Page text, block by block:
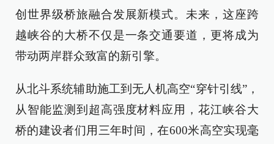
创世界级桥旅融合发展新模式。未来，这座跨
越峡谷的大桥不仅是一条交通要道，更将成为
带动两岸群众致富的新引擎。
从北斗系统辅助施工到无人机高空“穿针引线”，
从智能监测到超高强度材料应用，花江峡谷大
桥的建设者们用三年时间，在600米高空实现毫